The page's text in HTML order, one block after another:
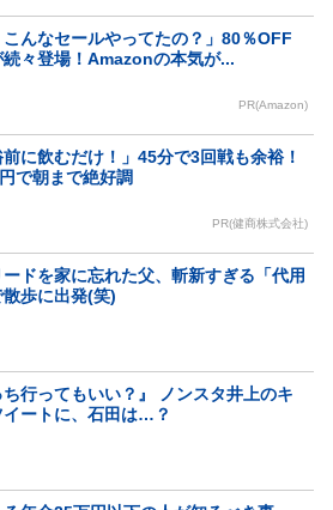
こんなセールやってたの？」80％OFF
続々登場！Amazonの本気が...
PR(Amazon)
前に飲むだけ！」45分で3回戦も余裕！
で朝まで絶好調
PR(健商株式会社)
ドを家に忘れた父、斬新すぎる「代用
歩に出発(笑)
ち行ってもいい？』 ノンスタ井上のキ
イートに、石田は…？